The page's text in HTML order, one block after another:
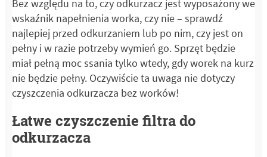
Bez względu na to, czy odkurzacz jest wyposażony we
wskaźnik napełnienia worka, czy nie – sprawdź
najlepiej przed odkurzaniem lub po nim, czy jest on
pełny i w razie potrzeby wymień go. Sprzęt będzie
miał pełną moc ssania tylko wtedy, gdy worek na kurz
nie będzie pełny. Oczywiście ta uwaga nie dotyczy
czyszczenia odkurzacza bez worków!
Łatwe czyszczenie filtra do
odkurzacza